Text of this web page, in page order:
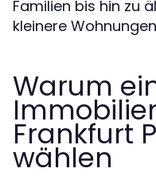
Familien bis hin zu
kleinere
Warum
Frankfurt
wählen